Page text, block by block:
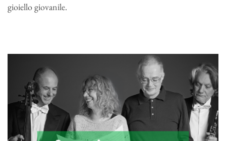
gioiello giovanile.